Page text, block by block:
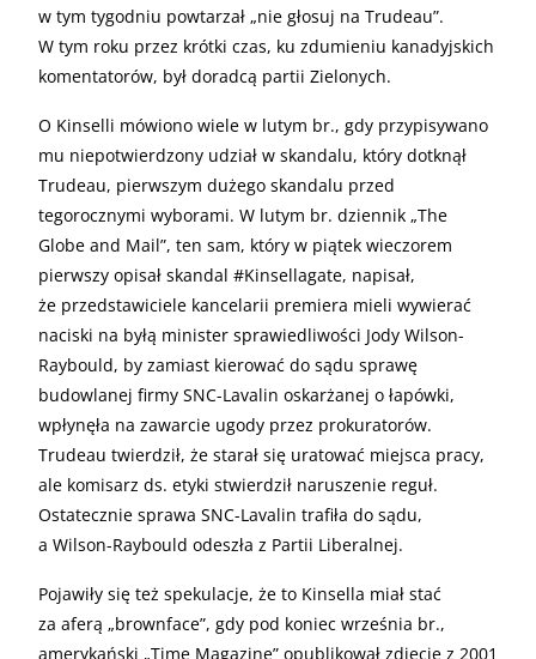
w tym tygodniu powtarzał „nie głosuj na Trudeau”.
W tym roku przez krótki czas, ku zdumieniu kanadyjskich
komentatorów, był doradcą partii Zielonych.
O Kinselli mówiono wiele w lutym br., gdy przypisywano
mu niepotwierdzony udział w skandalu, który dotknął
Trudeau, pierwszym dużego skandalu przed
tegorocznymi wyborami. W lutym br. dziennik „The
Globe and Mail”, ten sam, który w piątek wieczorem
pierwszy opisał skandal #Kinsellagate, napisał,
że przedstawiciele kancelarii premiera mieli wywierać
naciski na byłą minister sprawiedliwości Jody Wilson-
Raybould, by zamiast kierować do sądu sprawę
budowlanej firmy SNC-Lavalin oskarżanej o łapówki,
wpłynęła na zawarcie ugody przez prokuratorów.
Trudeau twierdził, że starał się uratować miejsca pracy,
ale komisarz ds. etyki stwierdził naruszenie reguł.
Ostatecznie sprawa SNC-Lavalin trafiła do sądu,
a Wilson-Raybould odeszła z Partii Liberalnej.
Pojawiły się też spekulacje, że to Kinsella miał stać
za aferą „brownface”, gdy pod koniec września br.,
amerykański „Time Magazine” opublikował zdjęcie z 2001